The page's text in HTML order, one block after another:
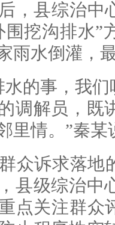
，县综治中
围挖沟排水”
雨水倒灌，
水的事，我
调解员，既
里情。”秦某
众诉求落地
县级综治中
点关注群众